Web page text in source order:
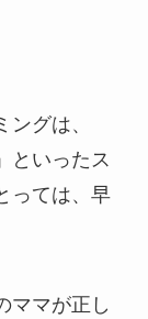
グは、
といったス
っては、早
ママが正し